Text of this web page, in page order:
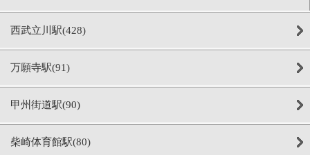
西武立川駅(428)
万願寺駅(91)
甲州街道駅(90)
柴崎体育館駅(80)